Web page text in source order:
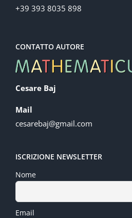
+39 393 8035 898
CONTATTO AUTORE
Cesare Baj
Mail
cesarebaj@gmail.com
ISCRIZIONE NEWSLETTER
Nome
Email